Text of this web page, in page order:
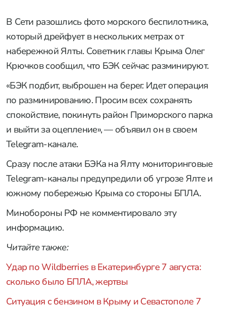
В Сети разошлись фото морского беспилотника,
который дрейфует в нескольких метрах от
набережной Ялты. Советник главы Крыма Олег
Крючков сообщил, что БЭК сейчас разминируют.
«БЭК подбит, выброшен на берег. Идет операция
по разминированию. Просим всех сохранять
спокойствие, покинуть район Приморского парка
и выйти за оцепление», — объявил он в своем
Telegram-канале.
Сразу после атаки БЭКа на Ялту мониторинговые
Telegram-каналы предупредили об угрозе Ялте и
южному побережью Крыма со стороны БПЛА.
Минобороны РФ не комментировало эту
информацию.
Читайте также:
Удар по Wildberries в Екатеринбурге 7 августа:
сколько было БПЛА, жертвы
Ситуация с бензином в Крыму и Севастополе 7